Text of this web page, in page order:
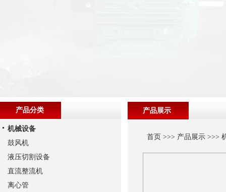
产品展示
首页 >>> 产品展示>>>
产品分类
机械设备
鼓风机
液压切割设备
直流整流机
离心管